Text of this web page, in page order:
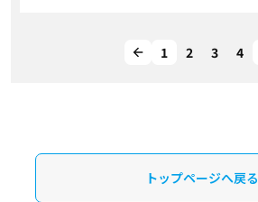
1 2 3 4
トップページへ戻る